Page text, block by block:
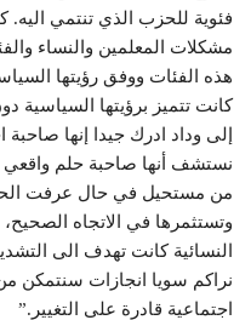
فئوية للحزب الذي تنتمي
مشكلات المعلمين والنساء
هذه الفئات ووفق رؤيتها
كانت تتميز برؤيتها
إلى وداد ادرك جيدا إنها صاحبة
نستشف أنها صاحبة حلم واقعي
من مستحيل في حال عرفت
وتستثمرها في الاتجاه
النسائية كانت تهدف الى
نراكم سويا انجازات سنتمكن
اجتماعية قادرة على التغيير.”